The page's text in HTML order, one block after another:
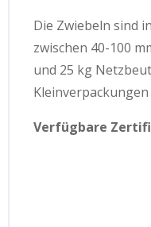
Die Zwiebeln sind
zwischen 40-100
und 25 kg
Verfügbare